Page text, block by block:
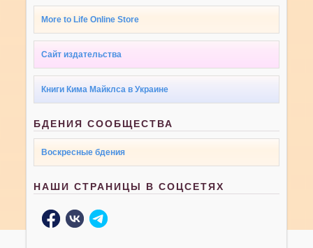
More to Life Online Store
Сайт издательства
Книги Кима Майклса в Украине
БДЕНИЯ СООБЩЕСТВА
Воскресные бдения
НАШИ СТРАНИЦЫ В СОЦСЕТЯХ